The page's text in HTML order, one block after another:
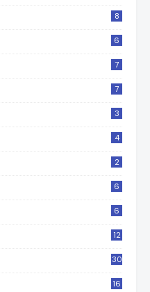
8
6
7
7
3
4
2
6
6
12
30
16